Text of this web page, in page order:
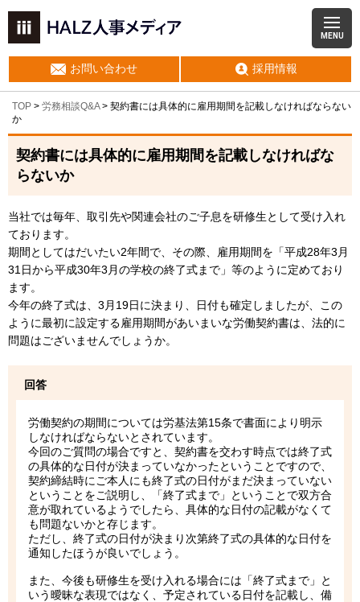
MENU
お問い合わせ 採用情報
TOP > 労務相談Q&A> 契約書には具体的に雇用期間を記載しなければならない
か
契約書には具体的に雇用期間を記載しなければな
らないか
当社では毎年、取引先や関連会社のご子息を研修生として受け入れ
ております。
期間としてはだいたい2年間で、その際、雇用期間を「平成28年3月
31日から平成30年3月の学校の終了式まで」等のように定めており
ます。
今年の終了式は、3月19日に決まり、日付も確定しましたが、この
ように最初に設定する雇用期間があいまいな労働契約書は、法的に
問題はございませんでしょうか。
回答
労働契約の期間については労基法第15条で書面により明示
しなければならないとされています。
今回のご質問の場合ですと、契約書を交わす時点では終了式
の具体的な日付が決まっていなかったということですので、
契約締結時にご本人にも終了式の日付がまだ決まっていない
ということをご説明し、「終了式まで」ということで双方合
意が取れているようでしたら、具体的な日付の記載がなくて
も問題ないかと存じます。
ただし、終了式の日付が決まり次第終了式の具体的な日付を
通知したほうが良いでしょう。
また、今後も研修生を受け入れる場合には「終了式まで」と
いう曖昧な表現ではなく、予定されている日付を記載し、備